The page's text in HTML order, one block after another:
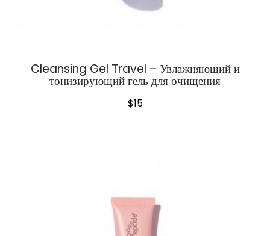
Cleansing Gel Travel – Увлажняющий и
тонизирующий гель для очищения
$15